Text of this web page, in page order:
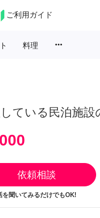
ご利用ガイド
料理 more_horiz
ている民泊施設
依頼相談
を聞いてみるだけでもOK!